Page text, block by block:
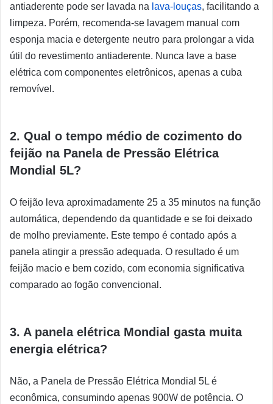
antiaderente pode ser lavada na lava-louças, facilitando a
limpeza. Porém, recomenda-se lavagem manual com
esponja macia e detergente neutro para prolongar a vida
útil do revestimento antiaderente. Nunca lave a base
elétrica com componentes eletrônicos, apenas a cuba
removível.
2. Qual o tempo médio de cozimento do
feijão na Panela de Pressão Elétrica
Mondial 5L?
O feijão leva aproximadamente 25 a 35 minutos na função
automática, dependendo da quantidade e se foi deixado
de molho previamente. Este tempo é contado após a
panela atingir a pressão adequada. O resultado é um
feijão macio e bem cozido, com economia significativa
comparado ao fogão convencional.
3. A panela elétrica Mondial gasta muita
energia elétrica?
Não, a Panela de Pressão Elétrica Mondial 5L é
econômica, consumindo apenas 900W de potência. O